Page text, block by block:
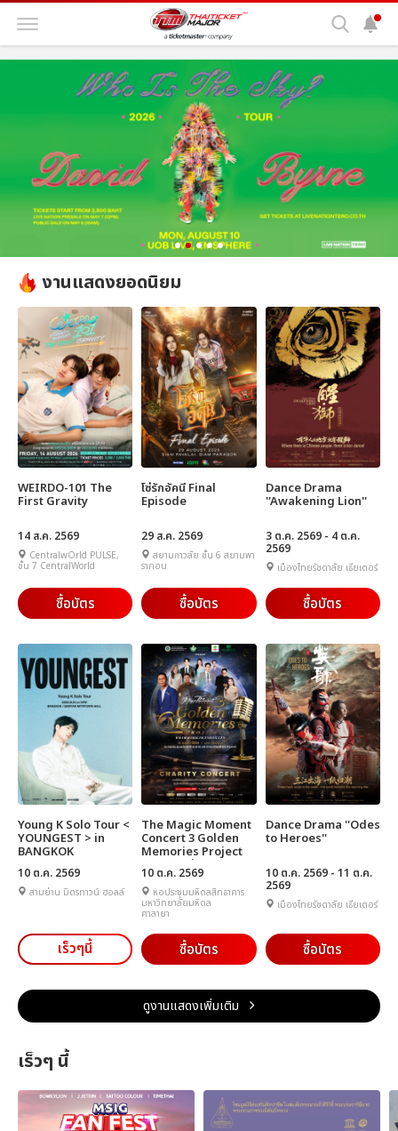
งานแสดงยอดนิยม
WEIRDO-101 The
First Gravity
14 ส.ค. 2569
CentralwOrld PULSE,
ชั้น 7 CentralWorld
ซื้อบัตร
โซ่รักอัคนี Final
Episode
29 ส.ค. 2569
สยามภาวลัย ชั้น 6 สยามพา
รากอน
ซื้อบัตร
Dance Drama
''Awakening Lion''
3 ต.ค. 2569 - 4 ต.ค.
2569
เมืองไทยรัชดาลัย เธียเตอร์
ซื้อบัตร
Young K Solo Tour <
YOUNGEST > in
BANGKOK
10 ต.ค. 2569
สามย่าน มิตรทาวน์ ฮอลล์
เร็วๆนี้
The Magic Moment
Concert 3 Golden
Memories Project
บทเพลงแห่งความทรง
จำ
10 ต.ค. 2569
หอประชุมมหิดลสิทธาคาร
มหาวิทยาลัยมหิดล
ศาลายา
ซื้อบัตร
Dance Drama ''Odes
to Heroes''
10 ต.ค. 2569 - 11 ต.ค.
2569
เมืองไทยรัชดาลัย เธียเตอร์
ซื้อบัตร
ดูงานแสดงเพิ่มเติม
เร็วๆ นี้